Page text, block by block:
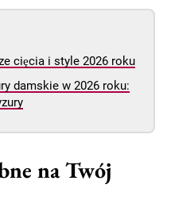
cięcia i style 2026 roku
damskie w 2026 roku:
na Twój